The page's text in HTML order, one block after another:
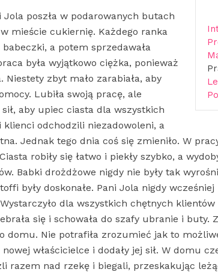
Jola poszła w podarowanych butach
mieście cukiernię. Każdego ranka
babeczki, a potem sprzedawała
była wyjątkowo ciężka, ponieważ
Niestety zbyt mało zarabiała, aby
Lubiła swoją pracę, ale
aby upiec ciasta dla wszystkich
klienci odchodzili niezadowoleni, a
Jednak tego dnia coś się zmieniło. W
robiły się łatwo i piekły szybko, a
Babki drożdżowe nigdy nie były tak
były doskonałe. Pani Jola nigdy
dla wszystkich chętnych klientów
się i schowała do szafy ubranie i buty.
domu. Nie potrafiła zrozumieć jak to
właścicielce i dodały jej sił. W domu
razem nad rzekę i biegali, przeskakując